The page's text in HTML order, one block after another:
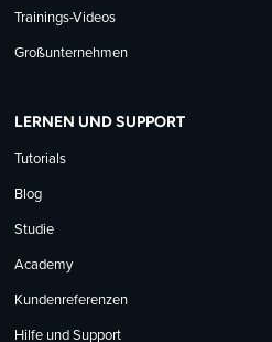
Trainings-Videos
Großunternehmen
LERNEN UND SUPPORT
Tutorials
Blog
Studie
Academy
Kundenreferenzen
Hilfe und Support